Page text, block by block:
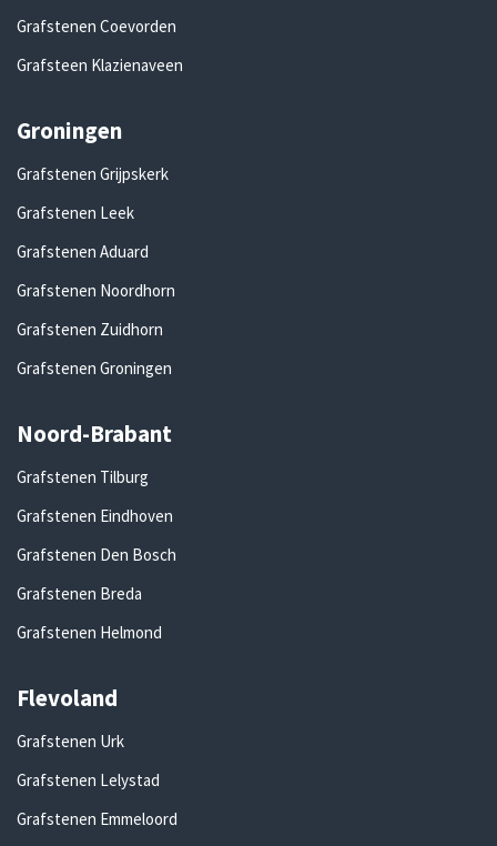
Grafstenen Coevorden
Grafsteen Klazienaveen
Groningen
Grafstenen Grijpskerk
Grafstenen Leek
Grafstenen Aduard
Grafstenen Noordhorn
Grafstenen Zuidhorn
Grafstenen Groningen
Noord-Brabant
Grafstenen Tilburg
Grafstenen Eindhoven
Grafstenen Den Bosch
Grafstenen Breda
Grafstenen Helmond
Flevoland
Grafstenen Urk
Grafstenen Lelystad
Grafstenen Emmeloord